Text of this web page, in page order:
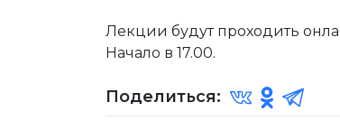
Лекции будут проходить
Начало в 17.00.
Поделиться: